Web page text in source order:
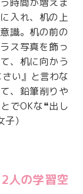
入れ、机の上
識。机の前の
ス写真を飾っ
、机に向かう
い』と言わな
、鉛筆削りや
でOKな❝出し
）
人の学習空